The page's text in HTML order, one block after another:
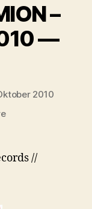
–
—
2010
zu
–
Schöneberg
//